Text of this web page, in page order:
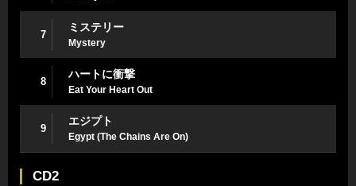
7
ミステリー
Mystery
8
ハートに衝撃
Eat Your Heart Out
9
エジプト
Egypt (The Chains Are On)
CD2